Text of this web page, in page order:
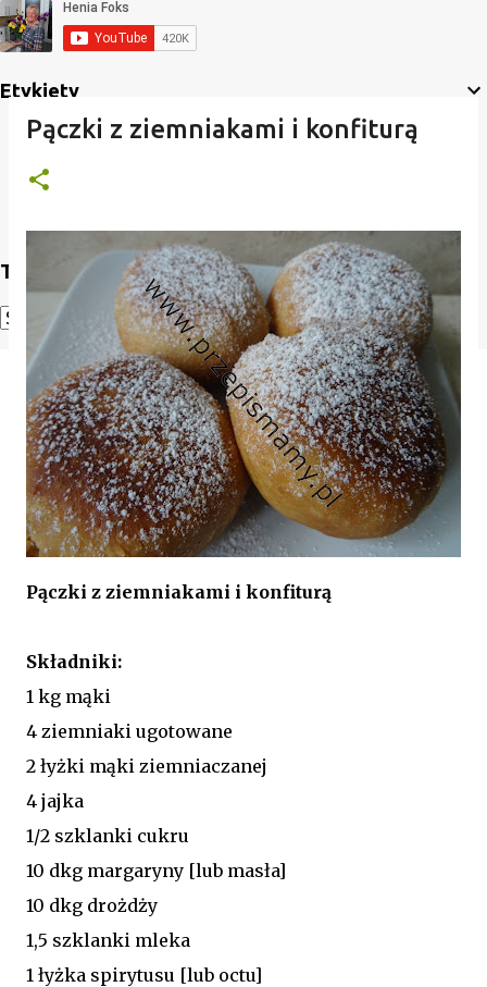
Etykiety
Translate
Powered by Translate
Pączki z ziemniakami i konfiturą
Pączki z ziemniakami i konfiturą
Składniki:
1 kg mąki
4 ziemniaki ugotowane
2 łyżki mąki ziemniaczanej
4 jajka
1/2 szklanki cukru
10 dkg margaryny [lub masła]
10 dkg drożdży
1,5 szklanki mleka
1 łyżka spirytusu [lub octu]